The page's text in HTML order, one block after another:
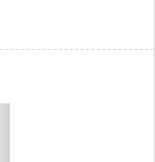
维体现在艺术的创作
二、...